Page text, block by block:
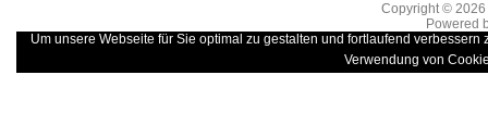
Copyright ©
Powered
Um unsere Webseite für Sie optimal zu gestalten und fortlaufend
Verwendung von